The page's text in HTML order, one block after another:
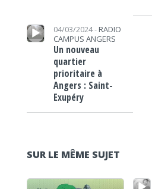
Lecteur audio
04/03/2024 - RADIO
CAMPUS ANGERS
Un nouveau
quartier
prioritaire à
Angers : Saint-
Exupéry
SUR LE MÊME SUJET
Lecteur audio
Lecteur audio